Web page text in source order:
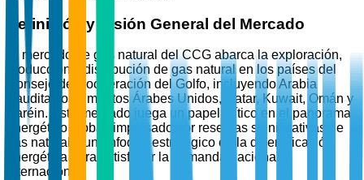
Definición y Visión General del Mercado
El mercado de gas natural del CCG abarca la exploración,
producción y distribución de gas natural en los países del
Consejo de Cooperación del Golfo, incluyendo Arabia
Saudita, los Emiratos Árabes Unidos, Qatar, Kuwait, Omán y
Baréin. Este mercado juega un papel crítico en el panorama
energético global, impulsado por reservas significativas de
gas natural y un enfoque estratégico en la diversificación
energética para satisfacer la demanda nacional e
internacional.